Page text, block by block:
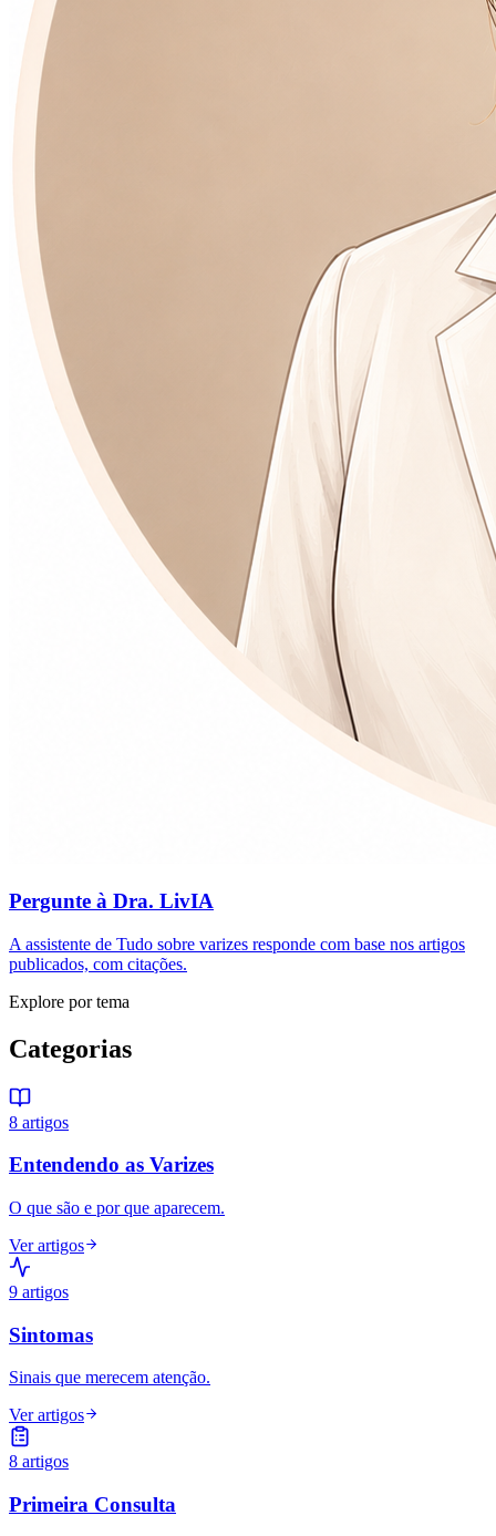
Pergunte à Dra. LivIA
A assistente de Tudo sobre varizes responde com base nos artigos
publicados, com citações.
Explore por tema
Categorias
8 artigos
Entendendo as Varizes
O que são e por que aparecem.
Ver artigos
9 artigos
Sintomas
Sinais que merecem atenção.
Ver artigos
8 artigos
Primeira Consulta